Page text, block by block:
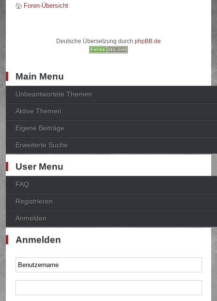
Foren-Übersicht
Deutsche Übersetzung durch phpBB.de
Main Menu
Unbeantwortete Themen
Aktive Themen
Eigene Beiträge
Erweiterte Suche
User Menu
FAQ
Registrieren
Anmelden
Anmelden